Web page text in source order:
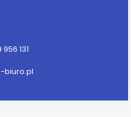
131
biuro.pl